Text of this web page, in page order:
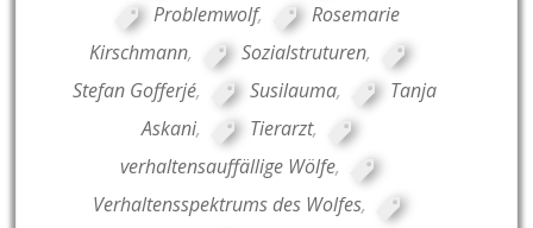
Problemwolf,
Rosemarie
Kirschmann, Sozialstruturen,
Stefan Gofferjé, Susilauma,
Tanja
Askani, Tierarzt,
verhaltensauffällige Wölfe,
Verhaltensspektrums des Wolfes,